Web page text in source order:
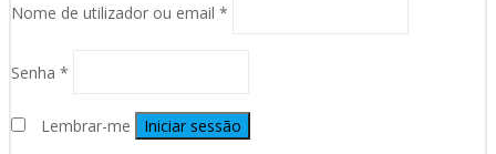
Nome de utilizador ou email *
Senha *
Lembrar-me
Iniciar sessão